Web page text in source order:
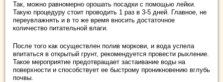
Так, можно равномерно орошать посадки с помощью лейки.
Такую процедуру стоит проводить 1 раз в 3-5 дней. Главное, не
переувлажнять и в то же время вносить достаточное
количество питательной влаги.
После того как осуществлен полив моркови, и вода успела
впитаться в открытый грунт, рекомендуется провести рыхление.
Такое мероприятие предотвращает застаивание воды на
поверхности и способствует ее быстрому проникновению вглубь
почвы.